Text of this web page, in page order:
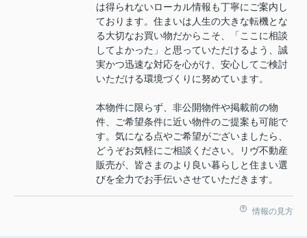
は得られないローカル情報も丁寧にご案内し
ております。住まいは人生の大きな転機とな
る大切なお買い物だからこそ、「ここに相談
してよかった」と思っていただけるよう、誠
実かつ迅速な対応を心がけ、安心してご検討
いただける環境づくりに努めています。
本物件に限らず、非公開物件や掲載前の物
件、ご希望条件に近い物件のご提案も可能で
す。気になる点やご希望がございましたら、
どうぞお気軽にご相談ください。リヴ不動産
販売が、皆さまのより良い暮らしと住まい選
びを全力でお手伝いさせていただきます。
情報の見方